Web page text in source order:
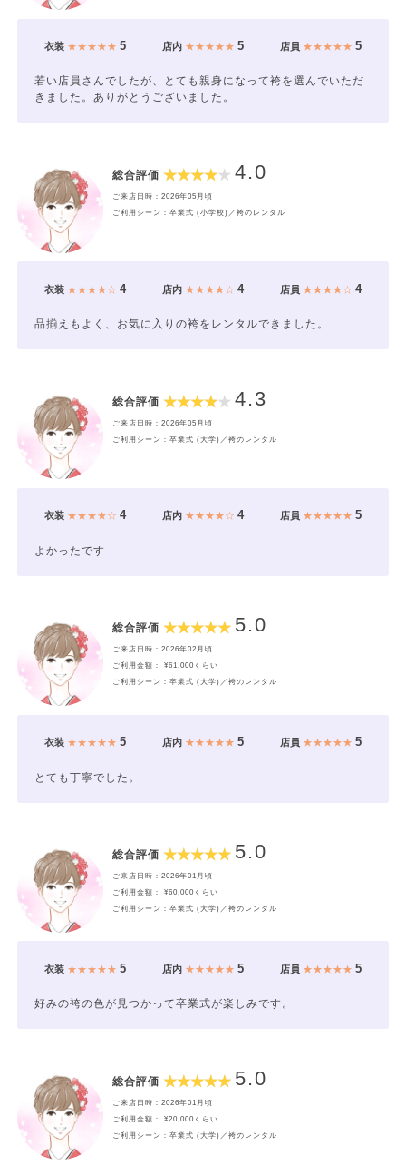
衣装★★★★★ 5 店内★★★★★ 5 店員 ★★★★★5
若い店員さんでしたが、とても親身になって袴を選んでいただ
きました。ありがとうございました。
総合評価 4.0
ご来店日時：2026年05月頃
ご利用シーン：卒業式 (小学校)／袴のレンタル
衣装★★★★☆ 4 店内★★★★☆ 4 店員 ★★★★☆4
品揃えもよく、お気に入りの袴をレンタルできました。
総合評価 4.3
ご来店日時：2026年05月頃
ご利用シーン：卒業式 (大学)／袴のレンタル
衣装★★★★☆ 4 店内★★★★☆ 4 店員 ★★★★★5
よかったです
総合評価 5.0
ご来店日時：2026年02月頃
ご利用金額： ¥61,000くらい
ご利用シーン：卒業式 (大学)／袴のレンタル
衣装★★★★★ 5 店内★★★★★ 5 店員 ★★★★★5
とても丁寧でした。
総合評価 5.0
ご来店日時：2026年01月頃
ご利用金額： ¥60,000くらい
ご利用シーン：卒業式 (大学)／袴のレンタル
衣装★★★★★ 5 店内★★★★★ 5 店員 ★★★★★5
好みの袴の色が見つかって卒業式が楽しみです。
総合評価 5.0
ご来店日時：2026年01月頃
ご利用金額： ¥20,000くらい
ご利用シーン：卒業式 (大学)／袴のレンタル